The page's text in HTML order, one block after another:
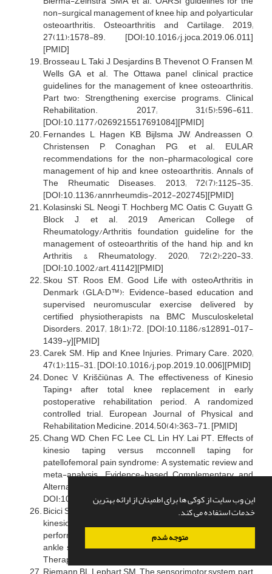
این وب سایت از کوکی ها برای اطمینان از ارائه بهترین
خدمات استفاده می کند.
متوجه شدم
non-surgical management of knee, hip, and polyarticular
osteoarthritis. Osteoarthritis and Cartilage. 2019;
27(11):1578-89. [DOI:10.1016/j.joca.2019.06.011]
[PMID]
Brosseau L, Taki J, Desjardins B, Thevenot O, Fransen M,
Wells GA, et al. The Ottawa panel clinical practice
guidelines for the management of knee osteoarthritis.
Part two: Strengthening exercise programs. Clinical
Rehabilitation. 2017; 31(5):596-611.
[DOI:10.1177/0269215517691084][PMID]
Fernandes L, Hagen KB, Bijlsma JW, Andreassen O,
Christensen P, Conaghan PG, et al. EULAR
recommendations for the non-pharmacological core
management of hip and knee osteoarthritis. Annals of
The Rheumatic Diseases. 2013; 72(7):1125-35.
[DOI:10.1136/annrheumdis-2012-202745][PMID]
Kolasinski SL, Neogi T, Hochberg MC, Oatis C, Guyatt G,
Block J, et al. 2019 American College of
Rheumatology/Arthritis foundation guideline for the
management of osteoarthritis of the hand, hip, and kn
Arthritis & Rheumatology. 2020; 72(2):220-33.
[DOI:10.1002/art.41142][PMID]
Skou ST, Roos EM. Good Life with osteoArthritis in
Denmark (GLA:D™): Evidence-based education and
supervised neuromuscular exercise delivered by
certified physiotherapists na BMC Musculoskeletal
Disorders. 2017; 18(1):72. [DOI:10.1186/s12891-017-
1439-y][PMID]
Carek SM. Hip and Knee Injuries. Primary Care. 2020;
47(1):115-31. [DOI:10.1016/j.pop.2019.10.006][PMID]
Donec V, Kriščiūnas A. The effectiveness of Kinesio
Taping® after total knee replacement in early
postoperative rehabilitation period. A randomized
controlled trial. European Journal of Physical and
Rehabilitation Medicine. 2014; 50(4):363-71. [PMID]
Chang WD, Chen FC, Lee CL, Lin HY, Lai PT. Effects of
kinesio taping versus mcconnell taping for
patellofemoral pain syndrome: A systematic review and
meta-analysis. Evidence-based Complementary and
Alternative Medicine. 2015; 2015:471208.
DOI:10.1155/2015/471208][PMID]
Bicici S, Karatas N, Baltaci G. Effect of athletic taping and
kinesiotaping® on measurements of functional
performance in basketball players with chronic inversion
ankle sprains. International Journal of Sports Physical
Therapy. 2012; 7(2):154-66. [PMID]